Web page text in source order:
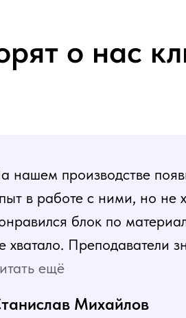
о нас
нашем производстве
в работе с ними, но не
блок по
хватало. Преподаватели
пошаговая и
ещё
Михайлов